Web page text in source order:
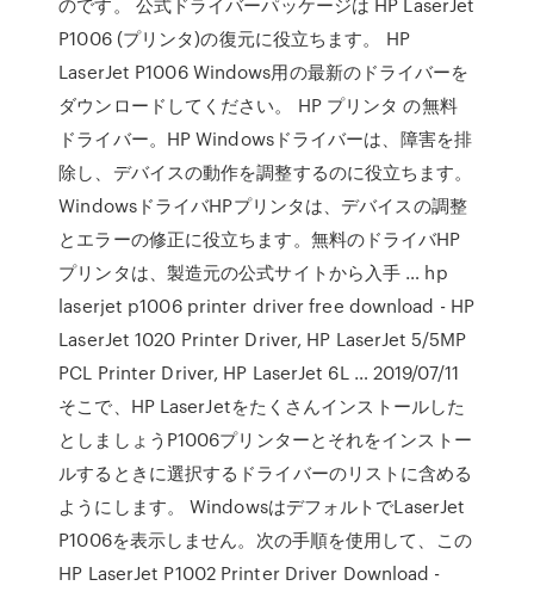
P1006 (プリンタ)の復元に役立ちます。 HP
LaserJet P1006 Windows用の最新のドライバーを
ダウンロードしてください。 HP プリンタ の無料
ドライバー。HP Windowsドライバーは、障害を排
除し、デバイスの動作を調整するのに役立ちます。
WindowsドライバHPプリンタは、デバイスの調整
とエラーの修正に役立ちます。無料のドライバHP
プリンタは、製造元の公式サイトから入手 … hp
laserjet p1006 printer driver free download - HP
LaserJet 1020 Printer Driver, HP LaserJet 5/5MP
PCL Printer Driver, HP LaserJet 6L … 2019/07/11
そこで、HP LaserJetをたくさんインストールした
としましょうP1006プリンターとそれをインストー
ルするときに選択するドライバーのリストに含める
ようにします。 WindowsはデフォルトでLaserJet
P1006を表示しません。次の手順を使用して、この
HP LaserJet P1002 Printer Driver Download -